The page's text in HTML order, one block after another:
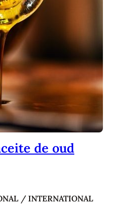
de oud
/ INTERNATIONAL